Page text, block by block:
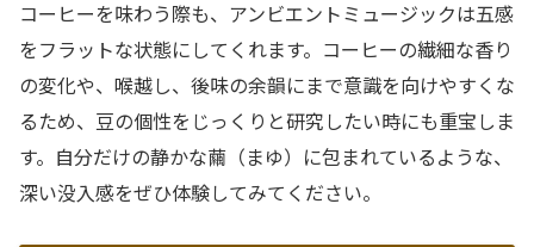
コーヒーを味わう際も、アンビエントミュージックは五感
をフラットな状態にしてくれます。コーヒーの繊細な香り
の変化や、喉越し、後味の余韻にまで意識を向けやすくな
るため、豆の個性をじっくりと研究したい時にも重宝しま
す。自分だけの静かな繭（まゆ）に包まれているような、
深い没入感をぜひ体験してみてください。